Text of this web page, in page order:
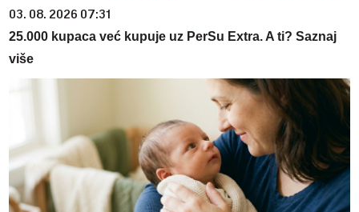
03. 08. 2026 07:31
25.000 kupaca već kupuje uz PerSu Extra. A ti? Saznaj
više